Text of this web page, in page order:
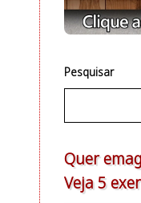
Pesquisar
Quer
Veja 5